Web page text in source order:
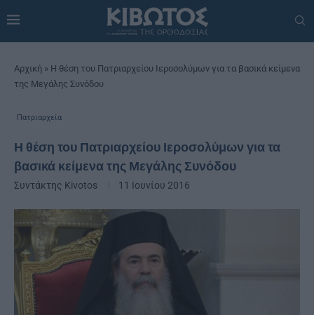
Αρχική » Η θέση του Πατριαρχείου Ιεροσολύμων για τα βασικά κείμενα
της Μεγάλης Συνόδου
Πατριαρχεία
Η θέση του Πατριαρχείου Ιεροσολύμων για τα
βασικά κείμενα της Μεγάλης Συνόδου
Συντάκτης Kivotos 11 Ιουνίου 2016